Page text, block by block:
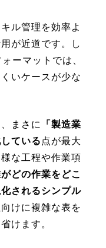
ル管理を効率よ
が近道です。し
ーマットでは、
いケースが少な
まさに
「製造業
ている 点が最大
な工程や作業項
どの作業をどこ
されるシンプル
けに複雑な表を
けます。